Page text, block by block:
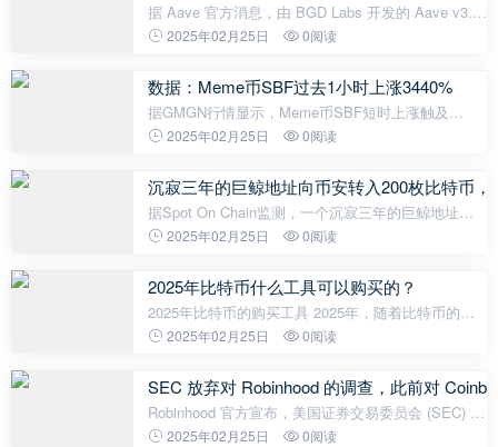
据 Aave 官方消息，由 BGD Labs 开发的 Aave v3.3
版本升级已正式上线。此次升级主要优化了坏账处理
路。 Umbrella 系统将取代现
2025年02月25日 0阅读
数据：Meme币SBF过去1小时上涨3440%
据GMGN行情显示，Meme币SBF短时上涨触及
0.0022 USDT，现报0.0011 USDT，过去1小时上涨
2025年02月25日 0阅读
沉寂三年的巨鲸地址向币安转入200枚比特币
据Spot On Chain监测，一个沉寂三年的巨鲸地址于2
小时前向币安转入200枚比特币（约合1840万美
30873美元的价格提取300枚比特币。目
2025年02月25日 0阅读
2025年比特币什么工具可以购买的？
2025年比特币的购买工具 2025年，随着比特币的普
及和区块链技术的进一步发展，购买比特币的工具将
所、硬件钱包、移动应用和去
2025年02月25日 0阅读
SEC 放弃对 Robinhood 的调查，此前对
Robinhood 官方宣布，美国证券交易委员会 (SEC) 已
经结束对该交易所的调查,并不会采取任何执法行动。
2025年02月25日 0阅读